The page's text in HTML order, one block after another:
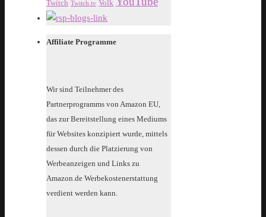
Twitch Twitch.tv Volk
Affiliate Programme
Wir sind Teilnehmer des
Partnerprogramms von Amazon EU,
das zur Bereitstellung eines Mediums
für Websites konzipiert wurde, mittels
dessen durch die Platzierung von
Werbeanzeigen und Links zu
Amazon.de Werbekostenerstattung
verdient werden kann.